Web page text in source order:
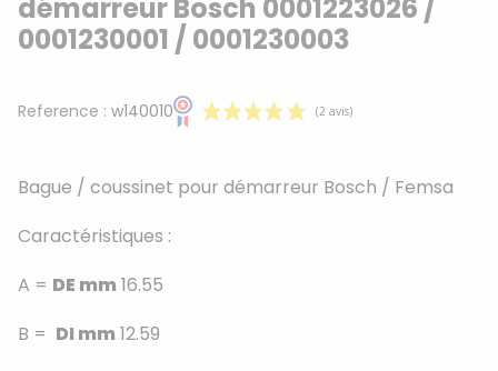
démarreur Bosch 0001223026 /
0001230001 / 0001230003
Reference : w140010
Bague / coussinet pour démarreur Bosch / Femsa
Caractéristiques :
A = DE mm 16.55
B = DI mm 12.59